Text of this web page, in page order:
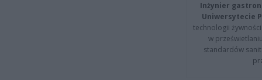
Inżynier
Uniwersytecie
technologii
w
standardów